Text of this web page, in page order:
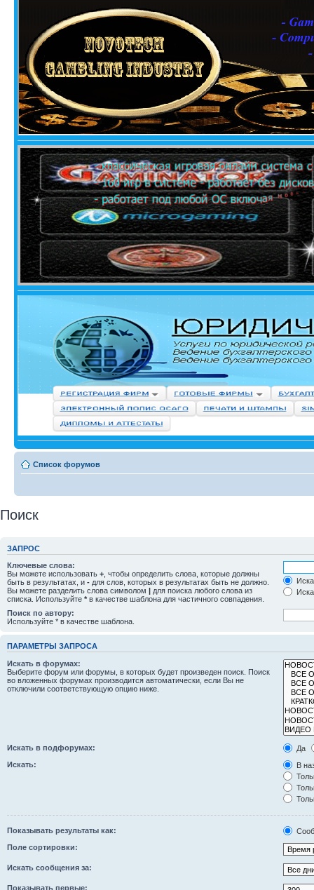
Список форумов
Поиск
ЗАПРОС
Ключевые слова:
Вы можете использовать + , чтобы определить слова, которые должны
быть в результатах, и - для слов, которых в результатах быть не должно.
Вы можете разделить слова символом | для поиска любого слова из
списка. Используйте * в качестве шаблона для частичного совпадения.
Поиск по автору:
Используйте * в качестве шаблона.
ПАРАМЕТРЫ ЗАПРОСА
Искать в форумах:
Выберите форум или форумы, в которых будет произведен поиск. Поиск
во вложенных форумах производится автоматически, если Вы не
отключили соответствующую опцию ниже.
Искать в подфорумах:
Да
Искать:
В
Показывать результаты как:
Поле сортировки:
Искать сообщения за:
Показывать первые: